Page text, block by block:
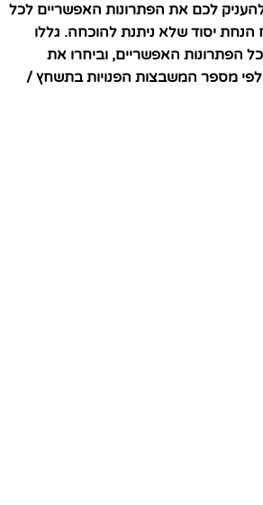
לכם את הפתרונות האפשריים לכל
יסוד שלא ניתנת להוכחה. גללו
הפתרונות האפשריים, וביחרו את
לפי מספר המשבצות הפנויות בתשחץ /